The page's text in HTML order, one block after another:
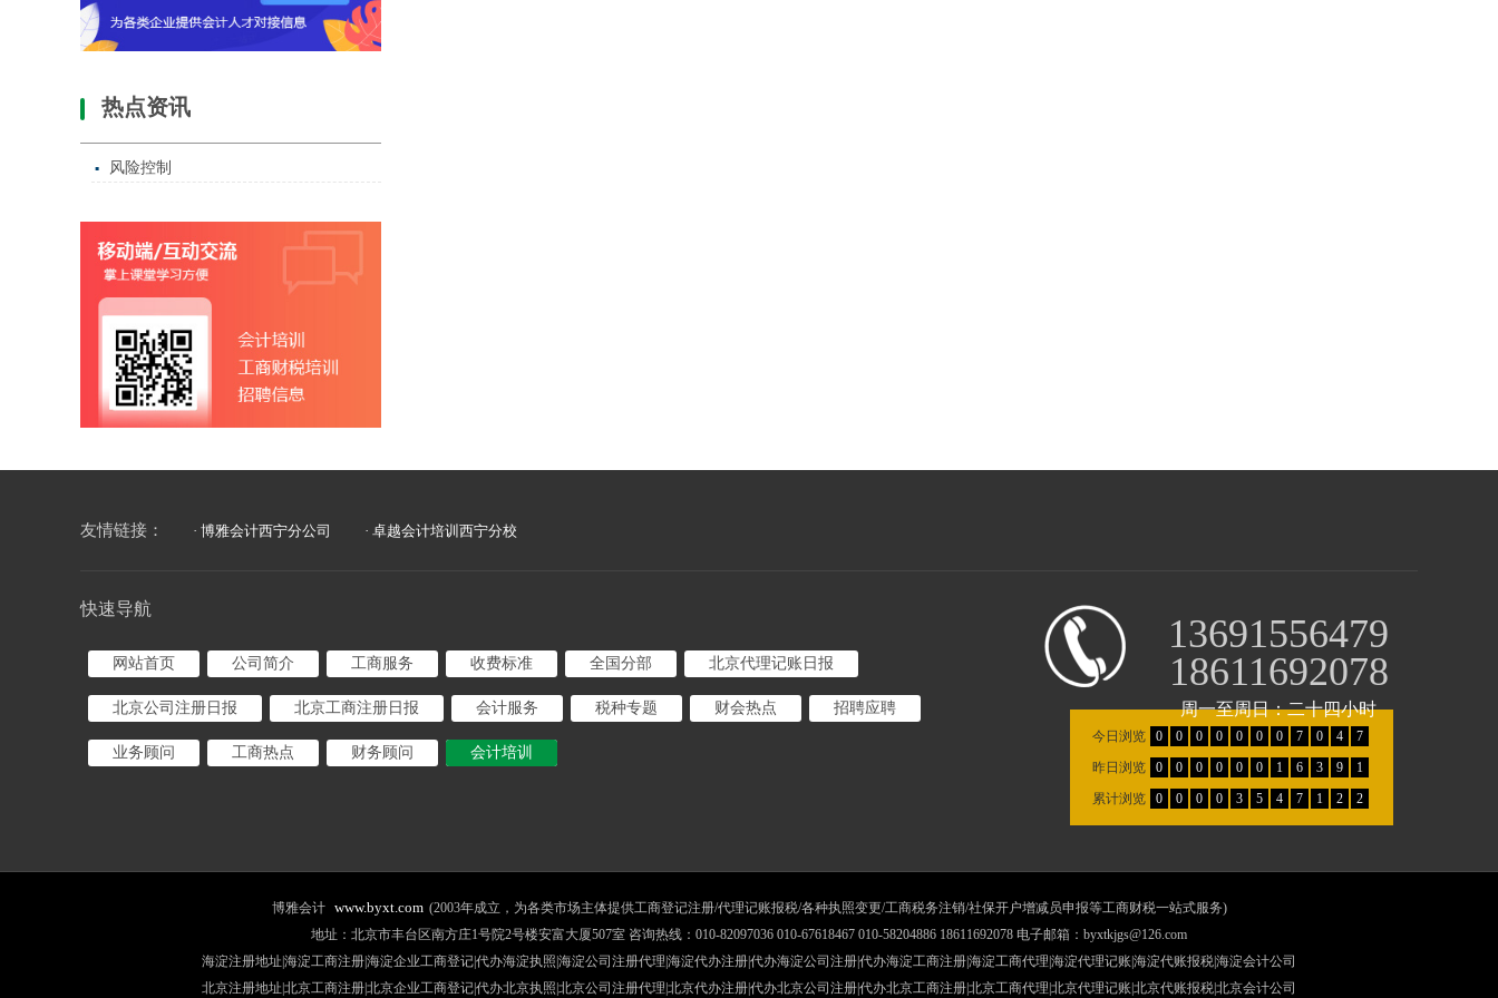
热点资讯
▪ 风险控制
友情链接： · 博雅会计西宁分公司 · 卓越会计培训西宁分校
快速导航
网站首页 公司简介 工商服务 收费标准 全国分部 北京代理记账日报
北京公司注册日报 北京工商注册日报 会计服务 税种专题 财会热点 招聘应聘
业务顾问 工商热点 财务顾问 会计培训
13691556479
18611692078
周一至周日：二十四小时
今日浏览 0 0 0 0 0 0 0 7 0 4
7
昨日浏览
0 0 0 0 0 0 1 6 3 9
1
累计浏览
0 0 0 0 3 5 4 7 1 2 2
博雅会计 www.byxt.com (2003年成立，为各类市场主体提供工商登记注册/代理记账报税/各种执照变更/工商税务注销/社保开户增减员申报等工商财税一站式服务)
地址：北京市丰台区南方庄1号院2号楼安富大厦507室 咨询热线：010-82097036 010-67618467 010-58204886 18611692078 电子邮箱：byxtkjgs@126.com
海淀注册地址|海淀工商注册|海淀企业工商登记|代办海淀执照| 海淀公司注册代理|海淀代办注册|代办海淀公司注册|代办海淀工商注册|海淀工商代理|海淀代理记账|海淀代账报税|海淀会计公司
北京注册地址 |北京工商注册|北京企业工商登记代办北京执照 北京公司注册代理 北京代办注册代办北京公司注册代办北京工商注册北京工商代理 北京代理记账北京代账报税北京会计公司